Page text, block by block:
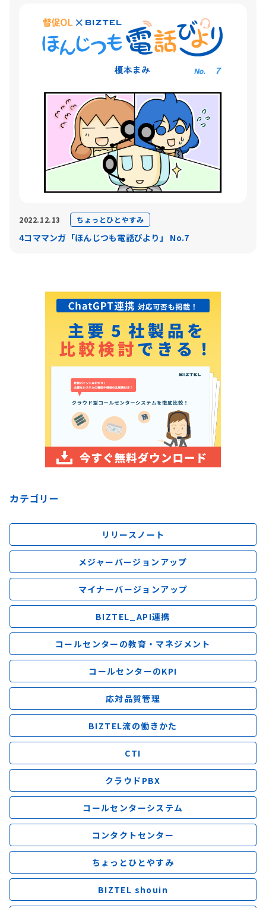
2022.12.13 ちょっとひとやすみ
4コママンガ「ほんじつも電話びより」 No.7
カテゴリー
リリースノート
メジャーバージョンアップ
マイナーバージョンアップ
BIZTEL_API連携
コールセンターの教育・マネジメント
コールセンターのKPI
応対品質管理
BIZTEL流の働きかた
CTI
クラウドPBX
コールセンターシステム
コンタクトセンター
ちょっとひとやすみ
BIZTEL shouin